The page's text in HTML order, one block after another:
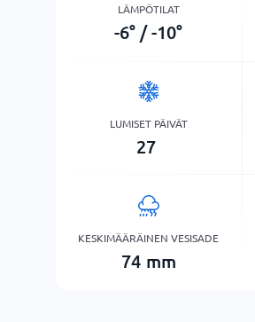
LÄMPÖTILAT
-6° /-10°
LUMISET PÄIVÄT
27
KESKIMÄÄRÄINEN VESISADE
74 mm